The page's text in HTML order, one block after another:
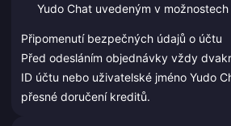
Yudo Chat uvedeným v
Připomenutí bezpečných údajů o účtu
Před odesláním objednávky vždy
ID účtu nebo uživatelské jméno Yudo
přesné doručení kreditů.